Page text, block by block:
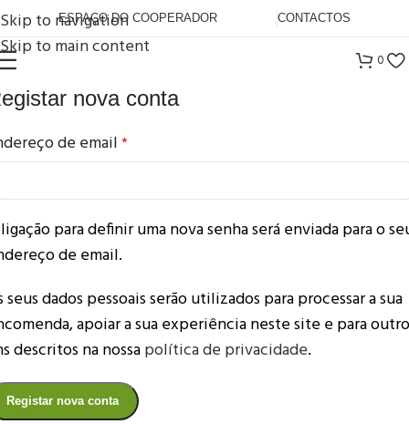
Skip to navigation
Skip to main content
ESPAÇO DO COOPERADOR CONTACTOS
0
nova conta
de email*
para definir uma nova senha será enviada para o
de email.
seus dados pessoais serão utilizados para processar a sua
apoiar a sua experiência neste site e para
descritos na nossapolítica de privacidade.
Registar nova conta